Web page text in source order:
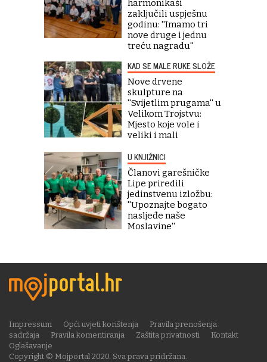
harmonikaši
zaključili uspješnu
godinu: ''Imamo tri
nove druge i jednu
treću nagradu''
KAD SE MALE RUKE SLOŽE
Nove drvene
skulpture na
''Svijetlim prugama'' u
Velikom Trojstvu:
Mjesto koje vole i
veliki i mali
U KNJIŽNICI
Članovi garešničke
Lipe priredili
jedinstvenu izložbu:
''Upoznajte bogato
nasljeđe naše
Moslavine''
Copyright © Mojportal 2020. Sva prava pridržana.
Impressum Opći uvjeti korištenja
Pravila prenošenja
sadržaja
Pravila komentiranja Zaštita privatnosti
Kontakt
Oglašavanje